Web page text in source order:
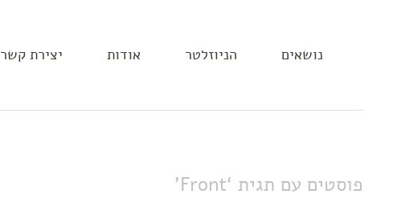
נושאים הניוזלטר אודות יצירת קשר
פוסטים עם תגית ‘Front
’